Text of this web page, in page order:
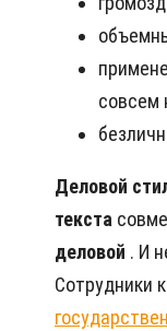
совсем
Деловой
текста
деловой . И
Сотрудники